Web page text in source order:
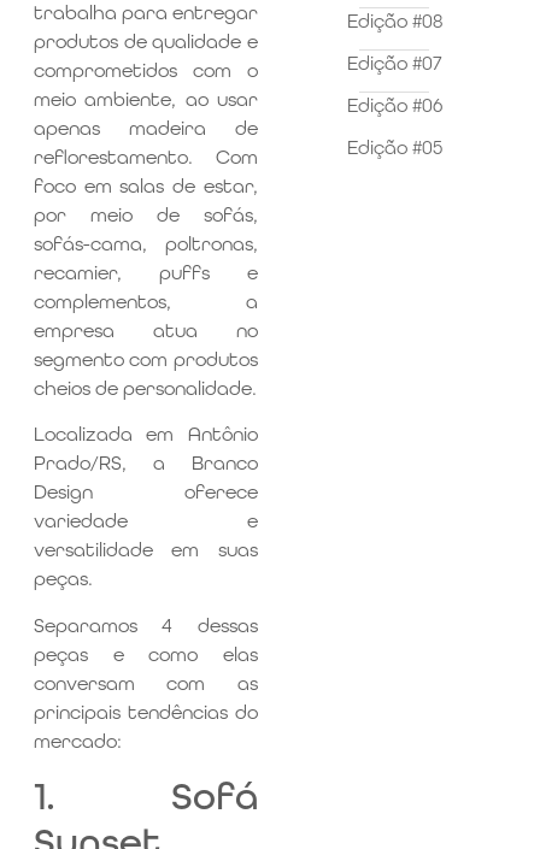
Edição #08
Edição #07
Edição #06
Edição #05
trabalha para entregar
produtos de qualidade e
comprometidos com o
meio ambiente, ao usar
apenas madeira de
reflorestamento. Com
foco em salas de estar,
por meio de sofás,
sofás-cama, poltronas,
recamier, puffs e
complementos, a
empresa atua no
segmento com produtos
cheios de personalidade.
Localizada em Antônio
Prado/RS, a Branco
Design oferece
variedade e
versatilidade em suas
peças.
Separamos 4 dessas
peças e como elas
conversam com as
principais tendências do
mercado:
1. Sofá